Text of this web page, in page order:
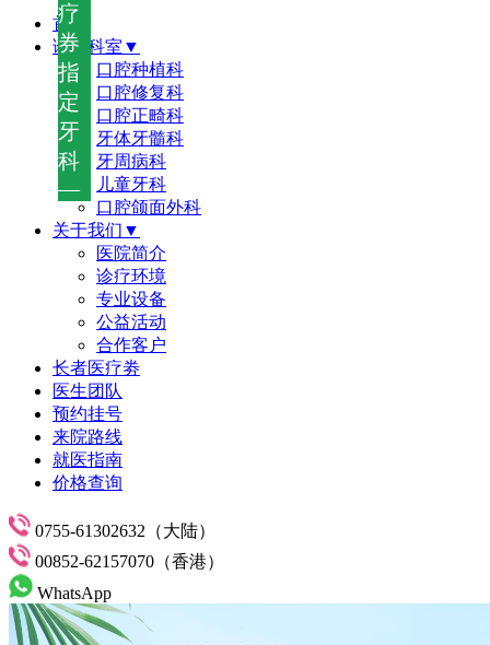
疗
券
指
定
牙
科
—
首页
诊疗科室▼
口腔种植科
口腔修复科
口腔正畸科
牙体牙髓科
牙周病科
儿童牙科
口腔颌面外科
关于我们▼
医院简介
诊疗环境
专业设备
公益活动
合作客户
长者医疗劵
医生团队
预约挂号
来院路线
就医指南
价格查询
0755-61302632（大陆）
00852-62157070（香港）
WhatsApp